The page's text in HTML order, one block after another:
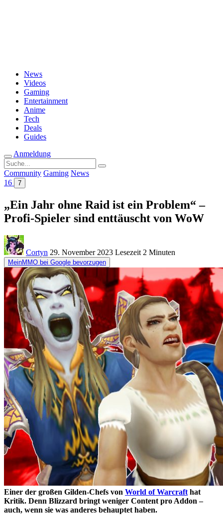
News
Videos
Gaming
Entertainment
Anime
Tech
Deals
Guides
Anmeldung
Suche
nach:
Community Gaming News
16
7
„Ein Jahr ohne Raid ist ein Problem“ –
Profi-Spieler sind enttäuscht von WoW
Cortyn 29. November 2023 Lesezeit 2 Minuten
MeinMMO bei Google bevorzugen
Einer der großen Gilden-Chefs von World of Warcraft hat
Kritik. Denn Blizzard bringt weniger Content pro Addon –
auch, wenn sie was anderes behauptet haben.